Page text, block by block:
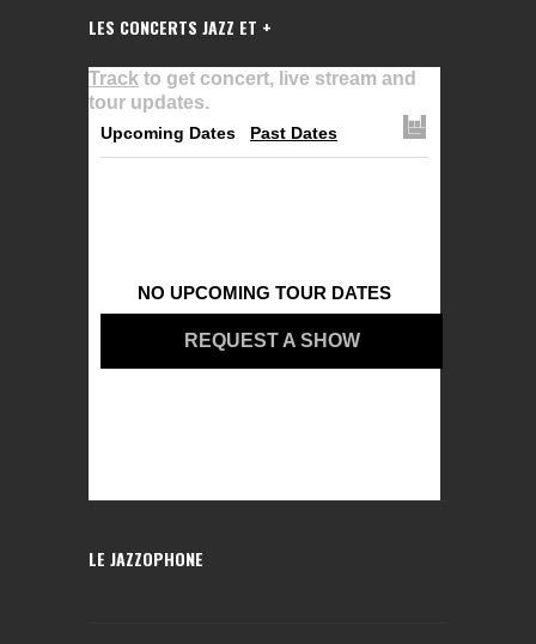
LES CONCERTS JAZZ ET +
Track to get concert, live stream and
tour updates.
Upcoming Dates Past Dates
NO UPCOMING TOUR DATES
REQUEST A SHOW
LE JAZZOPHONE